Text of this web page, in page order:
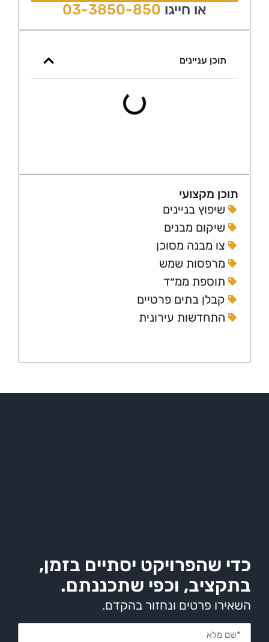
03-3850-850
מקצועי
בניינים
מבנים
מבנה מסוכן
שמש
ממ״ד
בתים פרטיים
עירונית
יסתיים בזמן,
וכפי שתכננתם.
פרטים ונחזור בהקדם.